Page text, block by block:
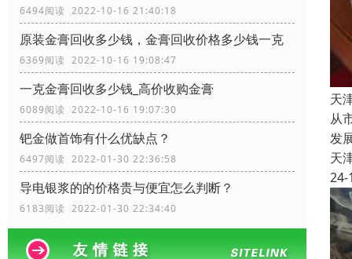
6494阅读 2022-10-16 21:40:18
原装金膏回收多少钱，金膏回收价格多少钱一克
6369阅读 2022-10-16 19:08:47
一克金膏回收多少钱_高价收购金膏
6089阅读 2022-10-16 19:07:30
钯金做首饰有什么优缺点？
6497阅读 2022-01-30 22:36:58
导电银浆的的价格贵与便宜怎么判断？
6183阅读 2022-01-30 22:34:40
天
从
发
天
24-